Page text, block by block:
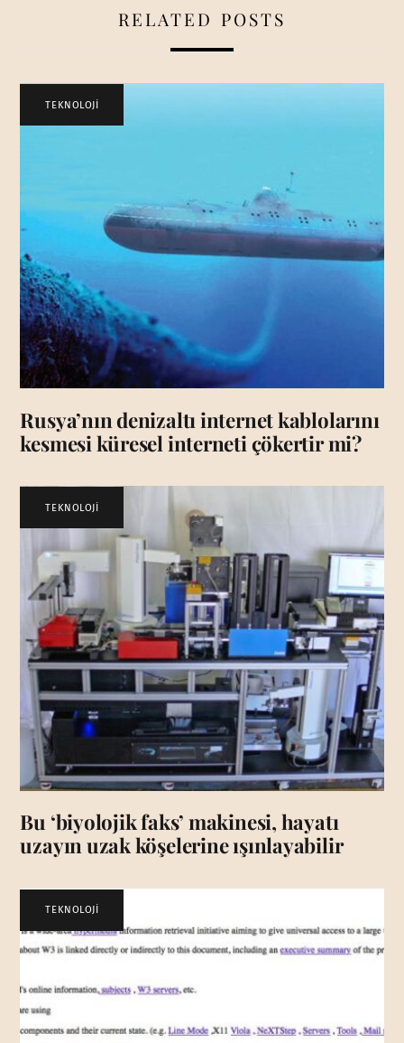
RELATED POSTS
TEKNOLOJİ
Rusya’nın denizaltı internet kablolarını
kesmesi küresel interneti çökertir mi?
TEKNOLOJİ
Bu ‘biyolojik faks’ makinesi, hayatı
uzayın uzak köşelerine ışınlayabilir
TEKNOLOJİ